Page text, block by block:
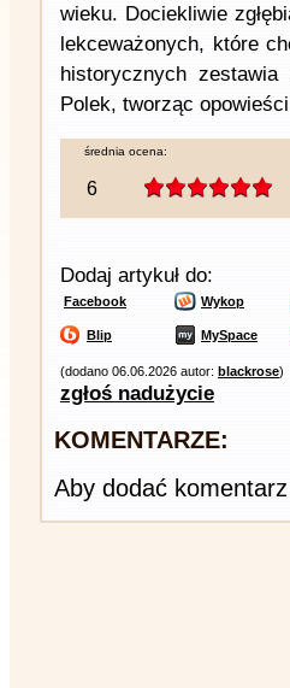
wieku. Dociekliwie
lekceważonych, które
historycznych
Polek, tworząc
średnia ocena:
6
Dodaj artykuł do:
Facebook Wykop
Blip MySpace
(dodano 06.06.2026 autor: blackrose)
zgłoś nadużycie
KOMENTARZE:
Aby dodać